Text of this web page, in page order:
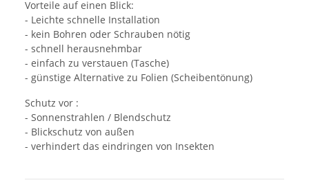
Vorteile auf einen Blick:
- Leichte schnelle Installation
- kein Bohren oder Schrauben nötig
- schnell herausnehmbar
- einfach zu verstauen (Tasche)
- günstige Alternative zu Folien (Scheibentönung)
Schutz vor :
- Sonnenstrahlen / Blendschutz
- Blickschutz von außen
- verhindert das eindringen von Insekten